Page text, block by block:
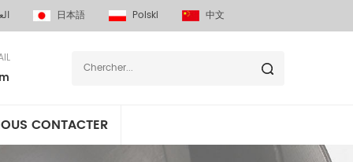
日本語 Polski 中文
CONTACTER